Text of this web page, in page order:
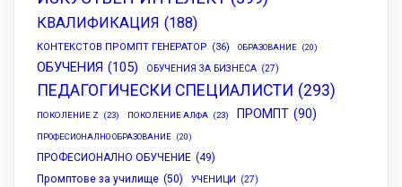
КВАЛИФИКАЦИЯ (188)
КОНТЕКСТОВ ПРОМПТ ГЕНЕРАТОР (36) ОБРАЗОВАНИЕ (20)
ОБУЧЕНИЯ (105) ОБУЧЕНИЯ ЗА БИЗНЕСА (27)
ПЕДАГОГИЧЕСКИ СПЕЦИАЛИСТИ (293)
ПОКОЛЕНИЕ Z (23) ПОКОЛЕНИЕ АЛФА (23) ПРОМПТ (90)
ПРОФЕСИОНАЛНО ОБРАЗОВАНИЕ (20)
ПРОФЕСИОНАЛНО ОБУЧЕНИЕ (49)
Промптове за училище (50) УЧЕНИЦИ (27)